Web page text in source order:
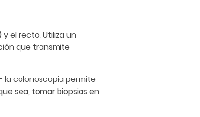
el recto. Utiliza un
que transmite
la colonoscopia permite
sea, tomar biopsias en